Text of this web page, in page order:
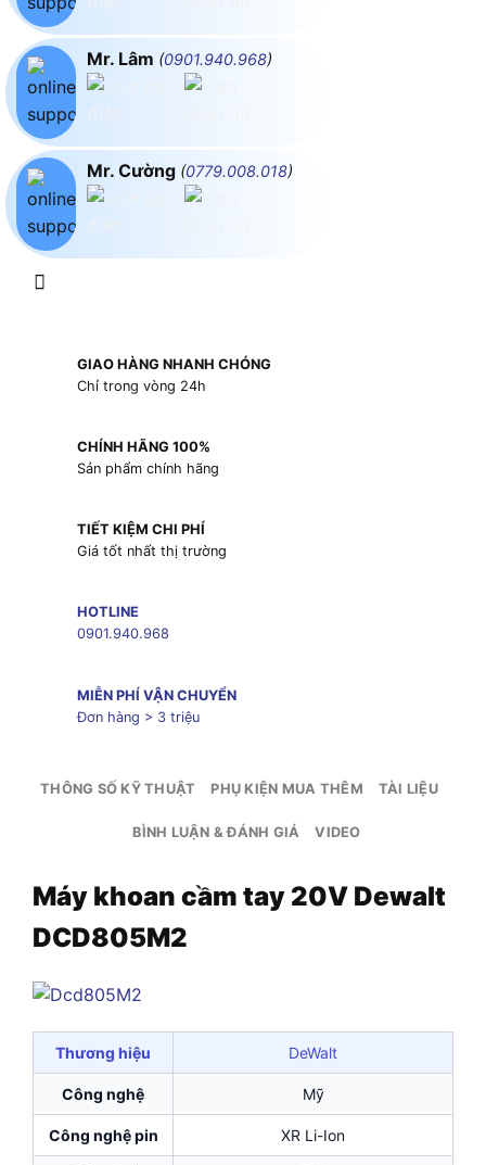
Mr. Lâm (0901.940.968)
Mr. Cường (0779.008.018)
GIAO HÀNG NHANH CHÓNG
Chỉ trong vòng 24h
CHÍNH HÃNG 100%
Sản phẩm chính hãng
TIẾT KIỆM CHI PHÍ
Giá tốt nhất thị trường
HOTLINE
0901.940.968
MIỄN PHÍ VẬN CHUYỂN
Đơn hàng > 3 triệu
THÔNG SỐ KỸ THUẬT PHỤ KIỆN MUA THÊM TÀI LIỆU
BÌNH LUẬN & ĐÁNH GIÁ VIDEO
Máy khoan cầm tay 20V Dewalt
DCD805M2
Thương hiệu DeWalt
Công nghệ Mỹ
Công nghệ pin XR Li-Ion